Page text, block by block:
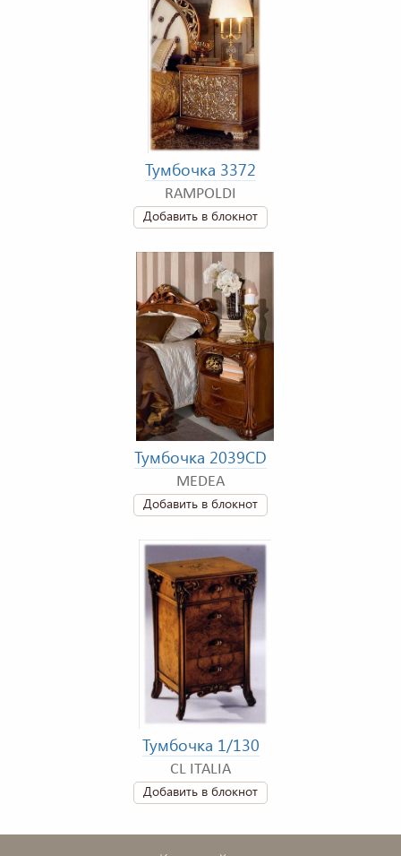
Тумбочка 3372
RAMPOLDI
Добавить в блокнот
Тумбочка 2039CD
MEDEA
Добавить в блокнот
Тумбочка 1/130
CL ITALIA
Добавить в блокнот